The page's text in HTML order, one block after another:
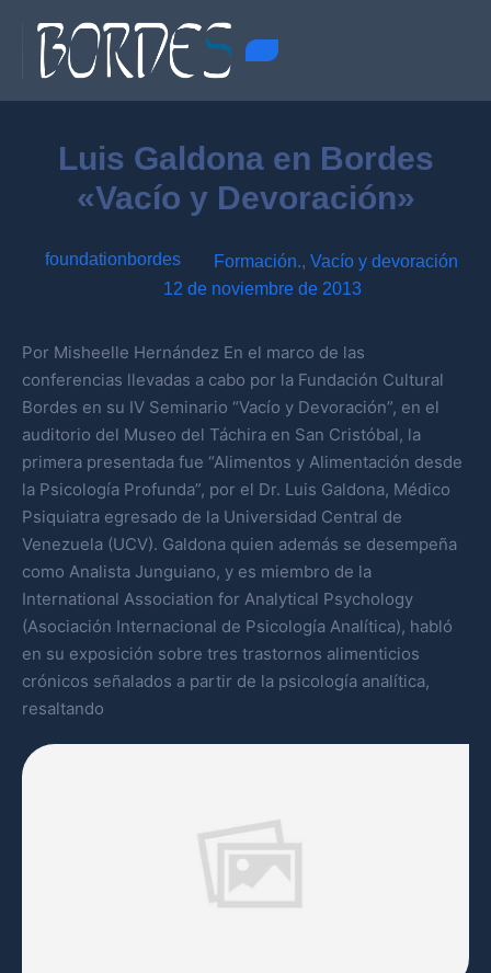
Luis Galdona en Bordes
«Vacío y Devoración»
foundationbordes Formación., Vacío y devoración
12 de noviembre de 2013
Por Misheelle Hernández En el marco de las
conferencias llevadas a cabo por la Fundación Cultural
Bordes en su IV Seminario “Vacío y Devoración”, en el
auditorio del Museo del Táchira en San Cristóbal, la
primera presentada fue “Alimentos y Alimentación desde
la Psicología Profunda”, por el Dr. Luis Galdona, Médico
Psiquiatra egresado de la Universidad Central de
Venezuela (UCV). Galdona quien además se desempeña
como Analista Junguiano, y es miembro de la
International Association for Analytical Psychology
(Asociación Internacional de Psicología Analítica), habló
en su exposición sobre tres trastornos alimenticios
crónicos señalados a partir de la psicología analítica,
resaltando